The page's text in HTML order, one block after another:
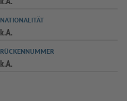
SPIELPLUS
NATIONALITÄT
k.A.
RÜCKENNUMMER
k.A.